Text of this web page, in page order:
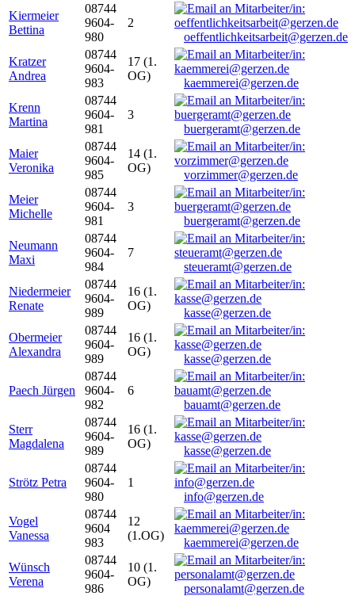
Kiermeier
Bettina
08744
9604-
980
2
oeffentlichkeitsarbeit@gerzen.de
Kratzer
Andrea
08744
9604-
983
17 (1.
OG)
kaemmerei@gerzen.de
Krenn
Martina
08744
9604-
981
3
buergeramt@gerzen.de
Maier
Veronika
08744
9604-
985
14 (1.
OG)
vorzimmer@gerzen.de
Meier
Michelle
08744
9604-
981
3
buergeramt@gerzen.de
Neumann
Maxi
08744
9604-
984
7
steueramt@gerzen.de
Niedermeier
Renate
08744
9604-
989
16 (1.
OG)
kasse@gerzen.de
Obermeier
Alexandra
08744
9604-
989
16 (1.
OG)
kasse@gerzen.de
Paech Jürgen
08744
9604-
982
6
bauamt@gerzen.de
Sterr
Magdalena
08744
9604-
989
16 (1.
OG)
kasse@gerzen.de
Strötz Petra
08744
9604-
980
1
info@gerzen.de
Vogel
Vanessa
08744
9604
983
12
(1.OG)
kaemmerei@gerzen.de
Wünsch
Verena
08744
9604-
986
10 (1.
OG)
personalamt@gerzen.de